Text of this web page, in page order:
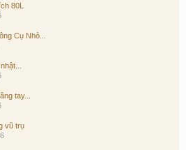
80L
Cụ Nhỏ...
tay...
vũ trụ